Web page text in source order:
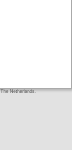
Netherlands.